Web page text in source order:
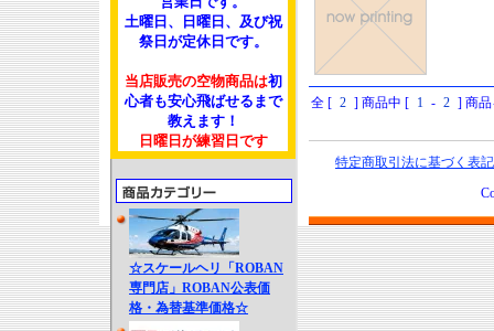
土曜日、日曜日、及び祝
祭日が定休日です。
当店販売の空物商品は初
心者も安心飛ばせるまで
教えます！
日曜日が練習日です
☆スケールヘリ「ROBAN
専門店」ROBAN公表価
格・為替基準価格☆
全 [ 2 ] 商品中 [ 1 - 2 ] 商
特定商取引法に基づく表記